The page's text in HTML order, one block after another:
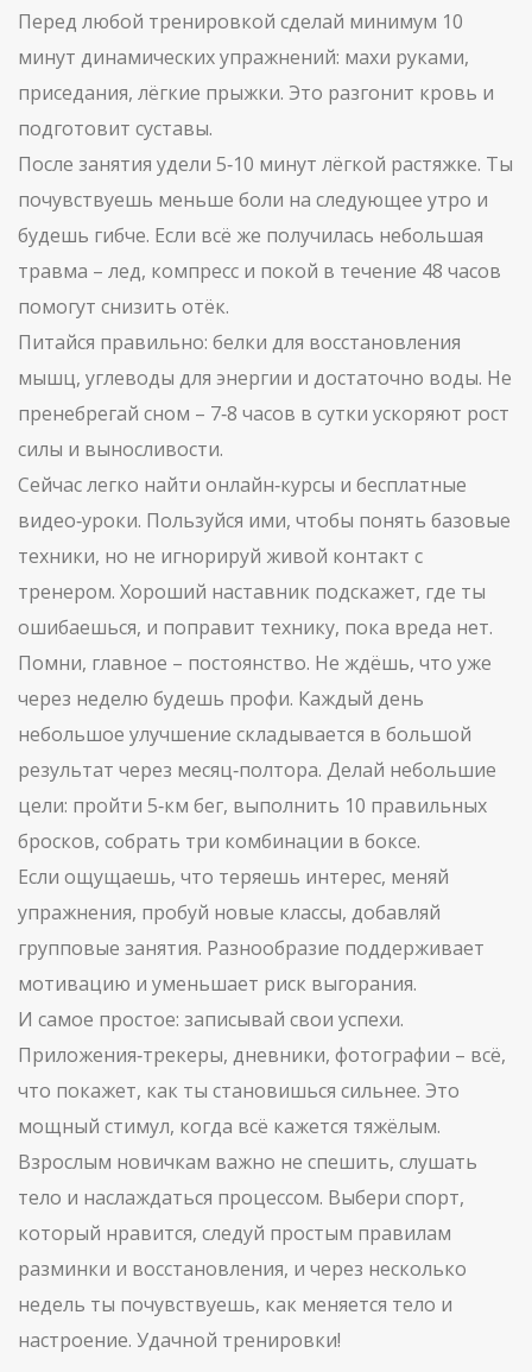
Перед любой тренировкой сделай минимум 10
минут динамических упражнений: махи руками,
приседания, лёгкие прыжки. Это разгонит кровь и
подготовит суставы.
После занятия удели 5‑10 минут лёгкой растяжке. Ты
почувствуешь меньше боли на следующее утро и
будешь гибче. Если всё же получилась небольшая
травма – лед, компресс и покой в течение 48 часов
помогут снизить отёк.
Питайся правильно: белки для восстановления
мышц, углеводы для энергии и достаточно воды. Не
пренебрегай сном – 7‑8 часов в сутки ускоряют рост
силы и выносливости.
Сейчас легко найти онлайн‑курсы и бесплатные
видео‑уроки. Пользуйся ими, чтобы понять базовые
техники, но не игнорируй живой контакт с
тренером. Хороший наставник подскажет, где ты
ошибаешься, и поправит технику, пока вреда нет.
Помни, главное – постоянство. Не ждёшь, что уже
через неделю будешь профи. Каждый день
небольшое улучшение складывается в большой
результат через месяц‑полтора. Делай небольшие
цели: пройти 5‑км бег, выполнить 10 правильных
бросков, собрать три комбинации в боксе.
Если ощущаешь, что теряешь интерес, меняй
упражнения, пробуй новые классы, добавляй
групповые занятия. Разнообразие поддерживает
мотивацию и уменьшает риск выгорания.
И самое простое: записывай свои успехи.
Приложения‑трекеры, дневники, фотографии – всё,
что покажет, как ты становишься сильнее. Это
мощный стимул, когда всё кажется тяжёлым.
Взрослым новичкам важно не спешить, слушать
тело и наслаждаться процессом. Выбери спорт,
который нравится, следуй простым правилам
разминки и восстановления, и через несколько
недель ты почувствуешь, как меняется тело и
настроение. Удачной тренировки!